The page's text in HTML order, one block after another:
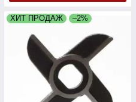
ХИТ ПРОДАЖ –2%